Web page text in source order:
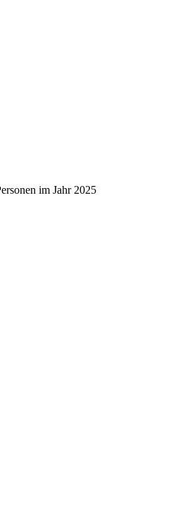
im Jahr 2025